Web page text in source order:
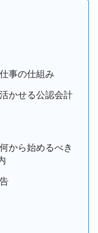
事の仕組み
かせる公認会計
から始めるべき